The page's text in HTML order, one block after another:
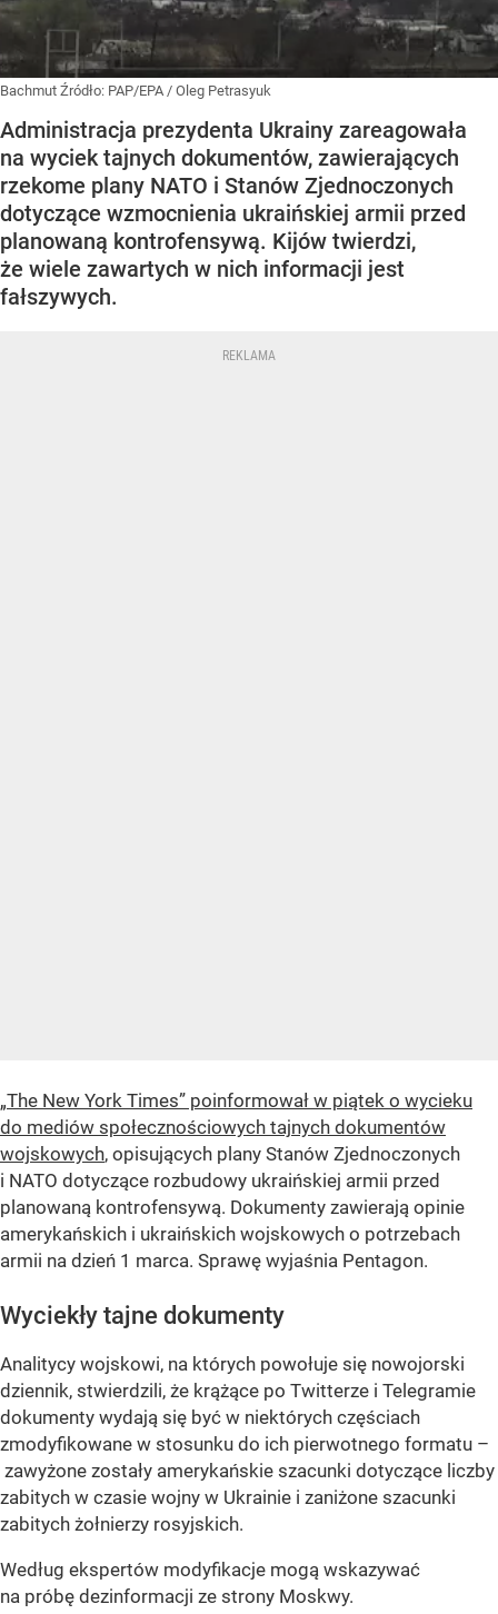
Bachmut Źródło: PAP/EPA / Oleg Petrasyuk
Administracja prezydenta Ukrainy zareagowała
na wyciek tajnych dokumentów, zawierających
rzekome plany NATO i Stanów Zjednoczonych
dotyczące wzmocnienia ukraińskiej armii przed
planowaną kontrofensywą. Kijów twierdzi,
że wiele zawartych w nich informacji jest
fałszywych.
„The New York Times” poinformował w piątek o wycieku
do mediów społecznościowych tajnych dokumentów
wojskowych, opisujących plany Stanów Zjednoczonych
i NATO dotyczące rozbudowy ukraińskiej armii przed
planowaną kontrofensywą. Dokumenty zawierają opinie
amerykańskich i ukraińskich wojskowych o potrzebach
armii na dzień 1 marca. Sprawę wyjaśnia Pentagon.
Wyciekły tajne dokumenty
Analitycy wojskowi, na których powołuje się nowojorski
dziennik, stwierdzili, że krążące po Twitterze i Telegramie
dokumenty wydają się być w niektórych częściach
zmodyfikowane w stosunku do ich pierwotnego formatu –
zawyżone zostały amerykańskie szacunki dotyczące liczby
zabitych w czasie wojny w Ukrainie i zaniżone szacunki
zabitych żołnierzy rosyjskich.
Według ekspertów modyfikacje mogą wskazywać
na próbę dezinformacji ze strony Moskwy.